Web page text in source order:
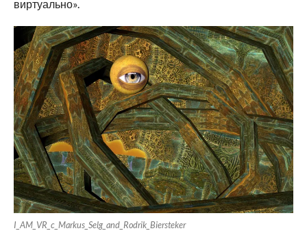
виртуально».
I_AM_VR_c_Markus_Selg_and_Rodrik_Biersteker